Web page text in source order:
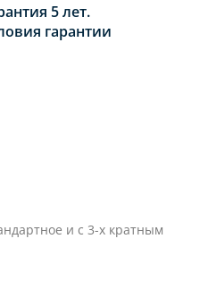
5 лет.
гарантии
и с 3-х кратным